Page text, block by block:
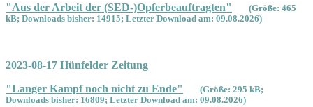
"Aus der Arbeit der (SED-)Opferbeauftragten"
(Größe: 465
kB; Downloads bisher: 14915; Letzter Download am: 09.08.2026)
2023-08-17 Hünfelder Zeitung
"Langer Kampf noch nicht zu Ende"
(Größe: 295 kB;
Downloads bisher: 16809; Letzter Download am: 09.08.2026)